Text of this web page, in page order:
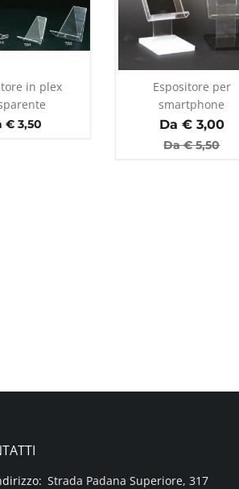
in plex
€ 3,50
Espositore per
smartphone
Da €3,00
Da €5,50
Strada Padana Superiore, 317